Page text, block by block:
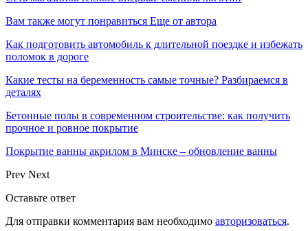
Вам также могут понравиться Еще от автора
Как подготовить автомобиль к длительной поездке и избежать
поломок в дороге
Какие тесты на беременность самые точные? Разбираемся в
деталях
Бетонные полы в современном строительстве: как получить
прочное и ровное покрытие
Покрытие ванны акрилом в Минске – обновление ванны
Prev Next
Оставьте ответ
Для отправки комментария вам необходимо авторизоваться.